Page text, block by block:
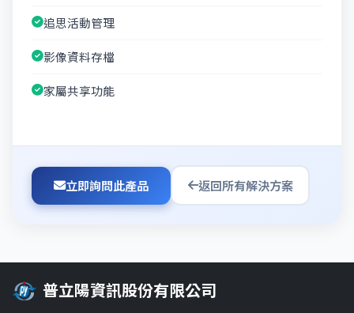
追思活動管理
影像資料存檔
家屬共享功能
立即詢問此產品 返回所有解決方案
普立陽資訊股份有限公司